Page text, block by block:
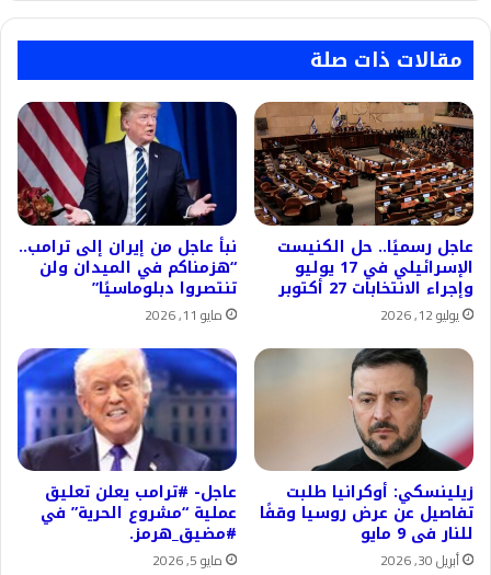
مقالات ذات صلة
عاجل رسميًا.. حل الكنيست
الإسرائيلي في 17 يوليو
وإجراء الانتخابات 27 أكتوبر
يوليو 12, 2026
نبأ عاجل من إيران إلى ترامب..
“هزمناكم في الميدان ولن
تنتصروا دبلوماسيًا”
مايو 11, 2026
زيلينسكي: أوكرانيا طلبت
تفاصيل عن عرض روسيا وقفًا
للنار فى 9 مايو
أبريل 30, 2026
عاجل- #ترامب يعلن تعليق
عملية “مشروع الحرية” في
#مضيق_هرمز.
مايو 5, 2026